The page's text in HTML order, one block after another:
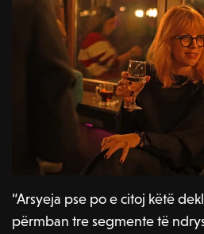
“Arsyeja pse po e citoj këtë
përmban tre segmente të